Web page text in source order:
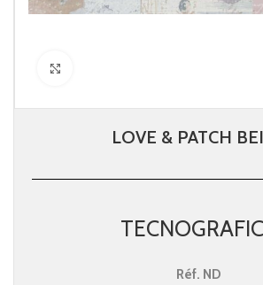
LOVE & PATCH
Réf. ND